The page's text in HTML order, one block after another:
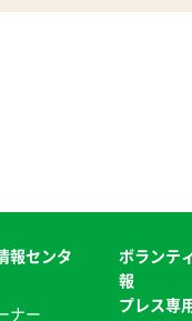
報センタ
ナー
ボランテ
報
プレス専